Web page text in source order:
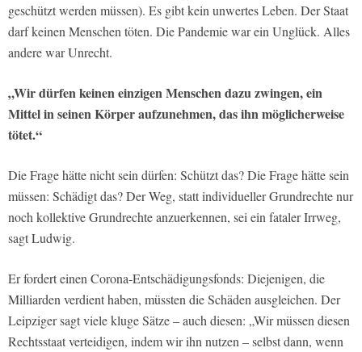
geschützt werden müssen). Es gibt kein unwertes Leben. Der Staat
darf keinen Menschen töten. Die Pandemie war ein Unglück. Alles
andere war Unrecht.
„Wir dürfen keinen einzigen Menschen dazu zwingen, ein
Mittel in seinen Körper aufzunehmen, das ihn möglicherweise
tötet.“
Die Frage hätte nicht sein dürfen: Schützt das? Die Frage hätte sein
müssen: Schädigt das? Der Weg, statt individueller Grundrechte nur
noch kollektive Grundrechte anzuerkennen, sei ein fataler Irrweg,
sagt Ludwig.
Er fordert einen Corona-Entschädigungsfonds: Diejenigen, die
Milliarden verdient haben, müssten die Schäden ausgleichen. Der
Leipziger sagt viele kluge Sätze – auch diesen: „Wir müssen diesen
Rechtsstaat verteidigen, indem wir ihn nutzen – selbst dann, wenn